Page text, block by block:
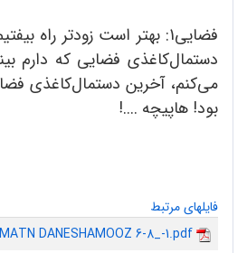
فضایی1: بهتر است زودتر راه
دستمال‌کاغذی فضایی که دارم
می‌کنم، آخرین دستمال‌کاغذی
بود! هاپیچه ....!
فایلهای مرتبط
DANESHAMOOZ 6-8_-1.pdf